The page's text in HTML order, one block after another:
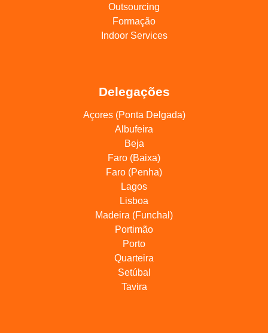
Outsourcing
Formação
Indoor Services
Delegações
Açores (Ponta Delgada)
Albufeira
Beja
Faro (Baixa)
Faro (Penha)
Lagos
Lisboa
Madeira (Funchal)
Portimão
Porto
Quarteira
Setúbal
Tavira